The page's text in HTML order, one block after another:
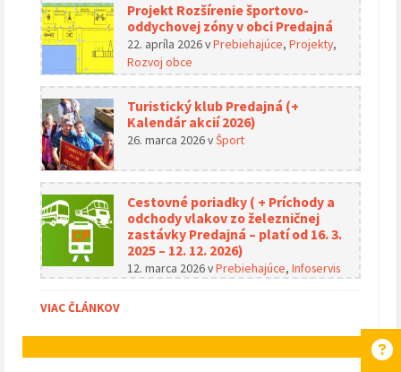
Projekt Rozšírenie športovo-
oddychovej zóny v obci Predajná
22. apríla 2026vPrebiehajúce, Projekty,
Rozvoj obce
Turistický klub Predajná (+
Kalendár akcií 2026)
26. marca 2026vŠport
Cestovné poriadky ( + Príchody a
odchody vlakov zo železničnej
zastávky Predajná – platí od 16. 3.
2025 – 12. 12. 2026)
12. marca 2026vPrebiehajúce, Infoservis
VIAC ČLÁNKOV